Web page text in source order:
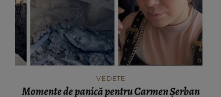
VEDETE
Momente de panică pentru Carmen Șerban